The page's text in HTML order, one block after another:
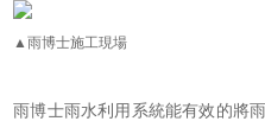
▲雨博士施工現場
雨博士雨水利用 系統能有效的將